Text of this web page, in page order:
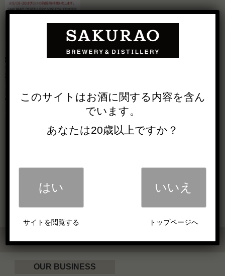
ビジターセンター年末年始
記事を読む
OUR BUSINESS
このサイトは お酒に関する内容を含ん
でいます。
あなたは20歳以上ですか？
はい
サイトを閲覧する
いいえ
トップページへ